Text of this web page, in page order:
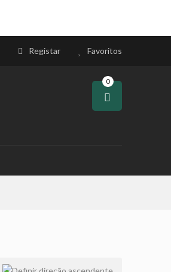
Favoritos
Registar
0